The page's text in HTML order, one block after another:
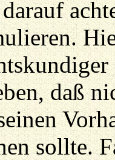
daß
sollte.